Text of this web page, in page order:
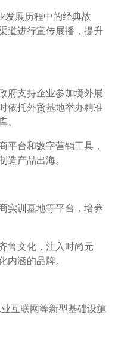
发展历程中的经典故
道进行宣传展播，提升
府支持企业参加境外展
依托外贸基地举办精准
平台和数字营销工具，
产品出海。
实训基地等平台，培养
鲁文化，注入时尚元
涵的品牌。
互联网等新型基础设施